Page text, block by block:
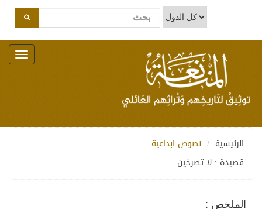
Toggle
navigation
الرئيسية
نصوص ابداعية
قصيدة : لا تصرخين
الملخص :